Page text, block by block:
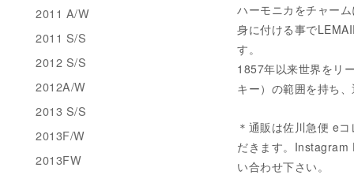
ハーモニカをチャー
身に付ける事で
す。
1857年以来世界をリ
キー）の範囲を持ち
＊通販は佐川急便 e
だきます。
い合わせ下さい。
2011 A/W
2011 S/S
2012 S/S
2012A/W
2013 S/S
2013F/W
2013FW